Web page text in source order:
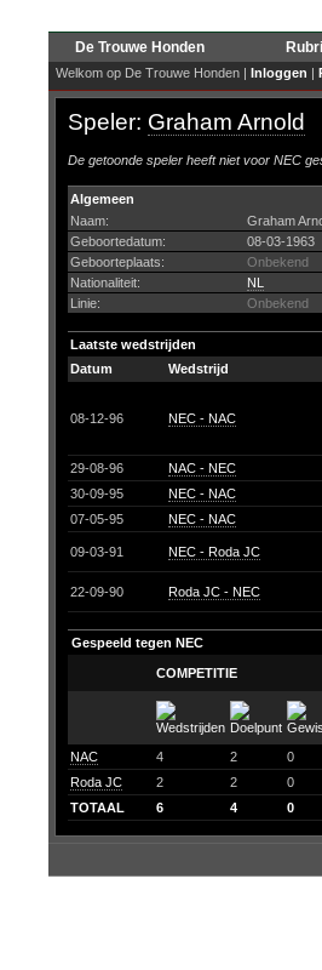
De Trouwe Honden
Welkom op De Trouwe Honden | Inloggen |
Speler: Graham Arnold
De getoonde speler heeft niet voor NEC
Algemeen
Naam:
Graham
Geboortedatum:
08-03-1963
Geboorteplaats:
Onbekend
Nationaliteit:
NL
Linie:
Onbekend
Laatste wedstrijden
Datum
Wedstrijd
08-12-96 NEC - NAC
29-08-96 NAC - NEC
30-09-95
NEC - NAC
07-05-95
NEC - NAC
09-03-91 NEC - Roda JC
22-09-90 Roda JC - NEC
Gespeeld tegen NEC
COMPETITIE
NAC 4 2 0
Roda JC
2 2 0
TOTAAL
6 4 0